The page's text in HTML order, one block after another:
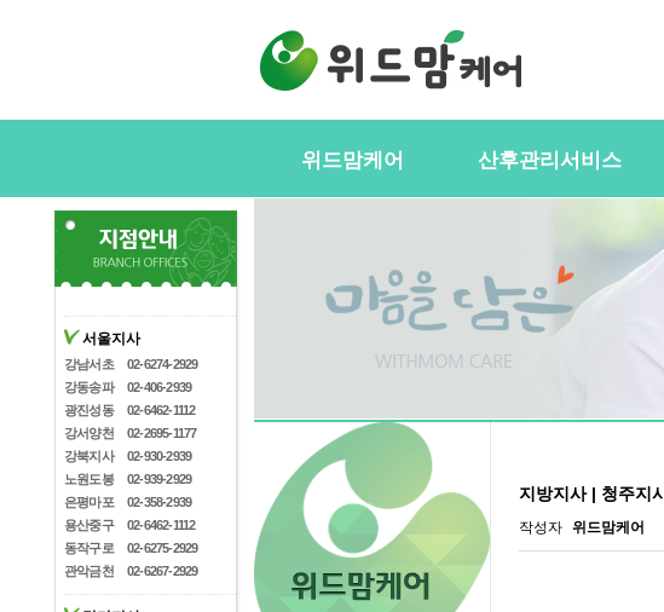
위드맘케어
지사모집
산후관리사모집
산후관리서비스
스
산후관리사 업무
서울지사
강남서초
02-6274-2929
강동송파
02-406-2939
광진성동
02-6462-1112
강서양천
02-2695-1177
강북지사
02-930-2939
노원도봉
02-939-2929
은평마포
02-358-2939
용산중구
02-6462-1112
동작구로
02-6275-2929
관악금천
02-6267-2929
지방지사 | 청주지
작성자 위드맘케어